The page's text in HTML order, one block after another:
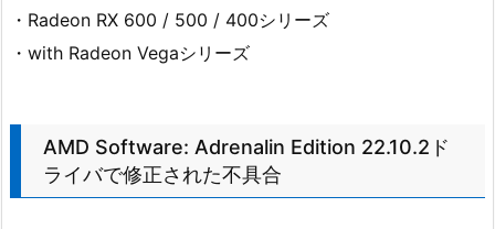
・Radeon RX 600 / 500 / 400シリーズ
・with Radeon Vegaシリーズ
AMD Software: Adrenalin Edition 22.10.2ド
ライバで修正された不具合